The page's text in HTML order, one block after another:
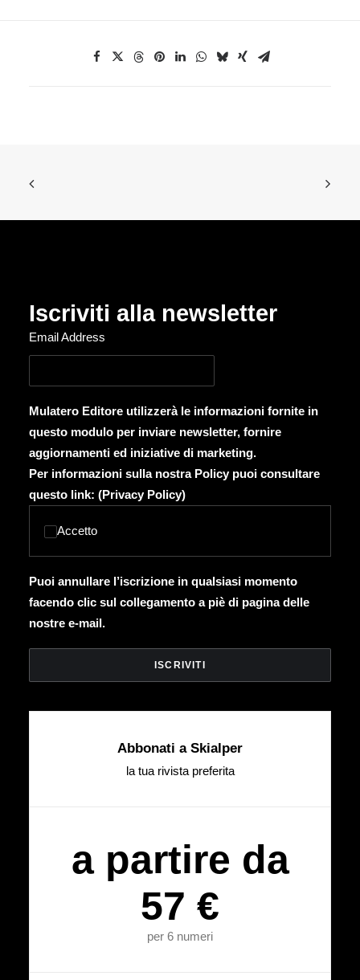
Iscriviti alla newsletter
Email Address
Mulatero Editore utilizzerà le informazioni fornite in
questo modulo per inviare newsletter, fornire
aggiornamenti ed iniziative di marketing.
Per informazioni sulla nostra Policy puoi consultare
questo link: (Privacy Policy)
Accetto
Puoi annullare l’iscrizione in qualsiasi momento
facendo clic sul collegamento a piè di pagina delle
nostre e-mail.
Abbonati a Skialper
la tua rivista preferita
a partire da
57 €
per 6 numeri